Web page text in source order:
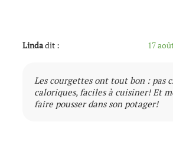
Lindadit : 17
Les courgettes ont tout bon : pas
caloriques, faciles à cuisiner! Et
faire pousser dans son potager!